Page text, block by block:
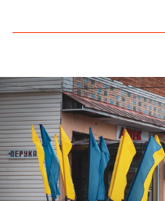
з бетонними стінами
регулярно. Також
російська […]